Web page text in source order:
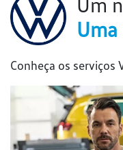
Conheça os serviços